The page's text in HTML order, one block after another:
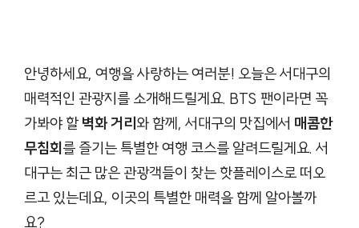
안녕하세요, 여행을 사랑하는 여러분! 오늘은 서대구의
매력적인 관광지를 소개해드릴게요. BTS 팬이라면 꼭
가봐야 할 벽화 거리와 함께, 서대구의 맛집에서 매콤한
무침회를 즐기는 특별한 여행 코스를 알려드릴게요. 서
대구는 최근 많은 관광객들이 찾는 핫플레이스로 떠오
르고 있는데요, 이곳의 특별한 매력을 함께 알아볼까
요?